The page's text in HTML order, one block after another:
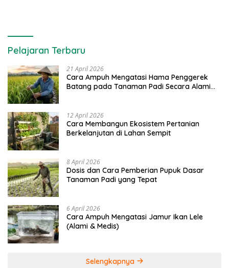
Pelajaran Terbaru
21 April 2026
Cara Ampuh Mengatasi Hama Penggerek
Batang pada Tanaman Padi Secara Alami
12 April 2026
Cara Membangun Ekosistem Pertanian
Berkelanjutan di Lahan Sempit
8 April 2026
Dosis dan Cara Pemberian Pupuk Dasar
Tanaman Padi yang Tepat
6 April 2026
Cara Ampuh Mengatasi Jamur Ikan Lele
(Alami & Medis)
Selengkapnya